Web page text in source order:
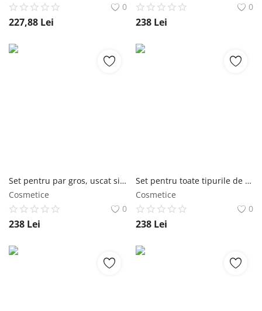
0
227,88 Lei
0
238 Lei
Set pentru par gros, uscat si deteriorat Nutri Christmas 2025 Glynt (Sampon 250 ml, Masca 200 ml) Glynt
Cosmetice
0
238 Lei
Set pentru toate tipurile de par Hydro Christmas 2025 Glynt (Sampon 250 ml, Balsam 200 ml) Glynt
Cosmetice
0
238 Lei